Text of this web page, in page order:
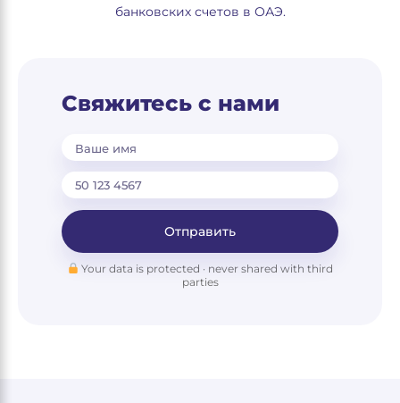
банковских счетов в ОАЭ.
Свяжитесь с нами
Ваше имя
Отправить
Your data is protected · never shared with third
parties